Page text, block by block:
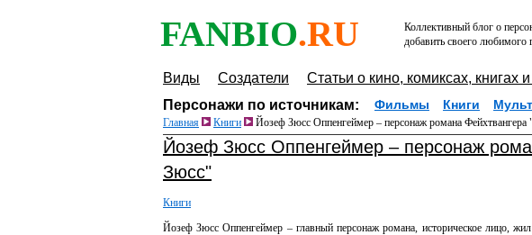
FANBIO.RU
Коллективный блог о
добавить своего любимого
Виды Создатели Статьи о кино, комиксах, книгах
Персонажи по источникам:
Фильмы Книги
Главная Книги Йозеф Зюсс Оппенгеймер – персонаж романа
Йозеф Зюсс Оппенгеймер – персонаж
Зюсс"
Книги
Йозеф Зюсс Оппенгеймер – главный персонаж романа, историческое лицо,